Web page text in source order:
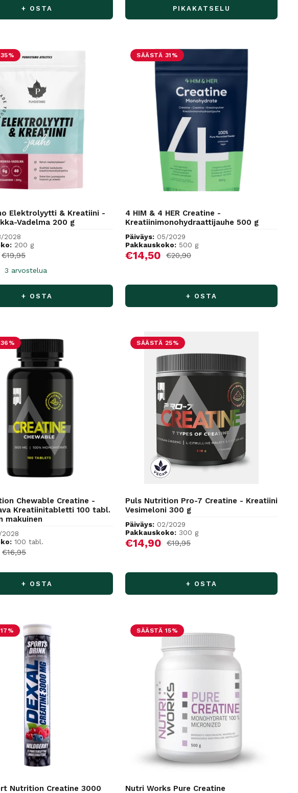
+ OSTA PIKAKATSELU
Elektrolyytti & Kreatiini -
Vadelma 200 g
2028
200 g
Normaalihinta
€19,95
3 arvostelua
+ OSTA
SÄÄSTÄ 31%
4 HIM & 4 HER Creatine -
Kreatiinimonohydraattijauhe 500 g
Päiväys: 05/2029
Pakkauskoko: 500 g
Alennushinta
€14,50 Normaalihinta
€20,90
+ OSTA
Chewable Creatine -
Kreatiinitabletti 100 tabl.
makuinen
2028
100 tabl.
Normaalihinta
€16,95
+ OSTA
SÄÄSTÄ 25%
Puls Nutrition Pro-7 Creatine - Kreatiini
Vesimeloni 300 g
Päiväys: 02/2029
Pakkauskoko: 300 g
Alennushinta
€14,90 Normaalihinta
€19,95
+ OSTA
Nutrition Creatine 3000
SÄÄSTÄ 15%
Nutri Works Pure Creatine